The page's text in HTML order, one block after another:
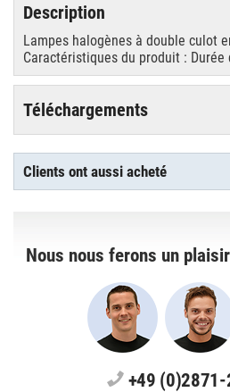
Description
Lampes halogènes à double culot
Caractéristiques du produit : Durée
Téléchargements
Clients ont aussi acheté
Nous nous ferons un
+49